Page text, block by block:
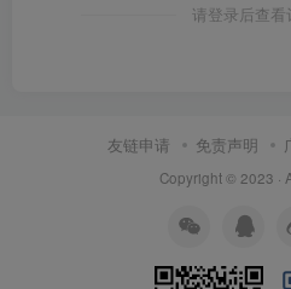
请登录后查看
友链申请 免责声明
Copyright © 2023 ·